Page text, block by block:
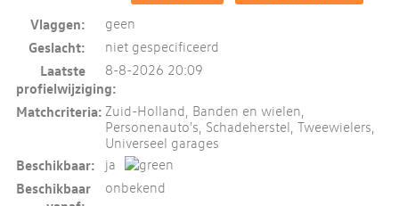
Vlaggen: geen
Geslacht: niet gespecificeerd
Laatste
profielwijziging:
8-8-2026 20:09
Matchcriteria: Zuid-Holland, Banden en wielen,
Personenauto's, Schadeherstel, Tweewielers,
Universeel garages
Beschikbaar: ja
Beschikbaar
onbekend